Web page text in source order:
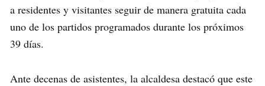
a residentes y visitantes seguir de manera gratuita cada
uno de los partidos programados durante los próximos
39 días.
Ante decenas de asistentes, la alcaldesa destacó que este